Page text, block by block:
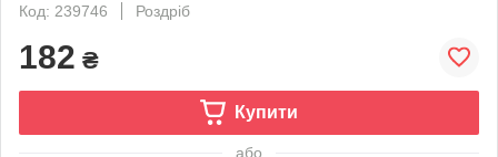
Код: 239746
Роздріб
182 ₴
Купити
або